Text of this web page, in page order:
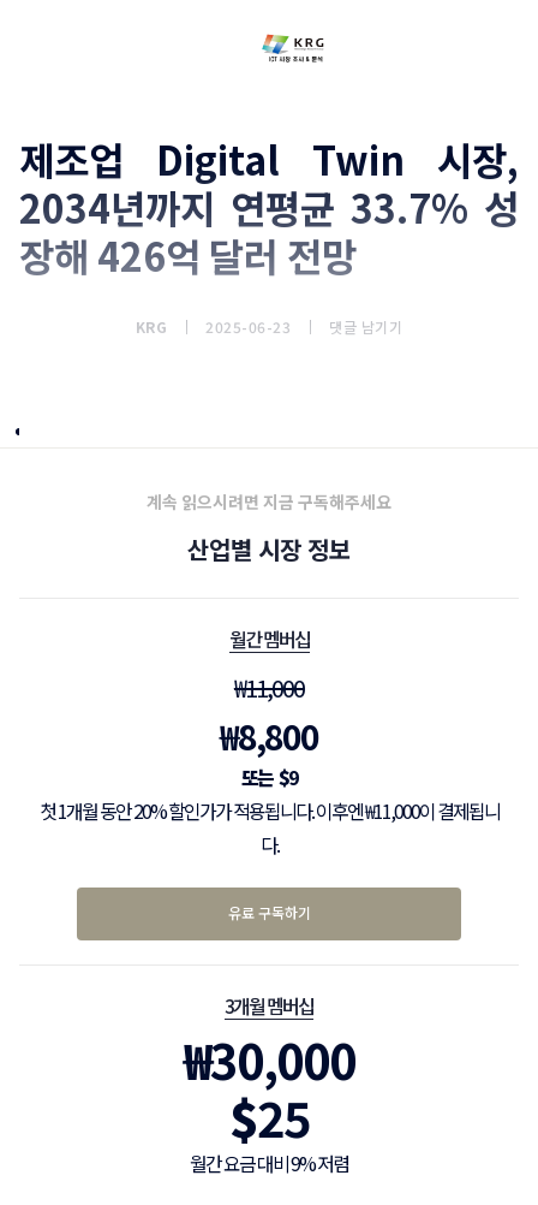
제조업 Digital Twin 시장,
2034년까지 연평균 33.7% 성
장해 426억 달러 전망
KRG 2025-06-23 댓글 남기기
계속 읽으시려면 지금 구독해주세요
산업별 시장 정보
월간 멤버십
₩11,000
₩8,800
$9
첫 1개월 동안 20% 할인가가 적용됩니다. 이후엔 ₩11,000이 결제됩니
다.
유료 구독하기
3개월 멤버십
₩30,000
$25
월간 요금 대비 9% 저렴